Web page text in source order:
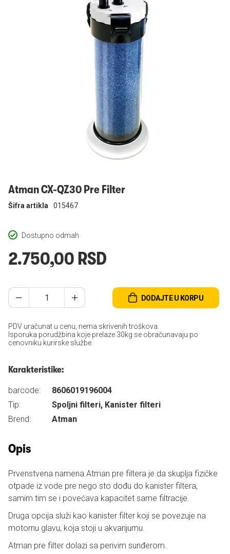
Atman CX-QZ30 Pre Filter
Dostupno odmah
Šifra artikla 015467
2.750,00 RSD
DODAJTE U KORPU
PDV uračunat u cenu, nema skrivenih troškova.
Isporuka porudžbina koje prelaze 30kg se obračunavaju po
cenovniku kurirske službe.
Karakteristike:
barcode:
8606019196004
Tip:
Spoljni filteri, Kanister filteri
Brend:
Atman
Opis
Prvenstvena namena Atman pre filtera je da skuplja fizičke
otpade iz vode pre nego sto dođu do kanister filtera,
samim tim se i povećava kapacitet same filtracije.
Druga opcija služi kao kanister filter koji se povezuje na
motornu glavu, koja stoji u akvarijumu.
Atman pre filter dolazi sa perivim sunđerom.